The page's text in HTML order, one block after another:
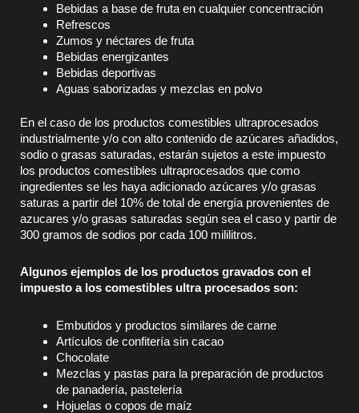
Bebidas a base de fruta en cualquier concentración
Refrescos
Zumos y néctares de fruta
Bebidas energizantes
Bebidas deportivas
Aguas saborizadas y mezclas en polvo
En el caso de los productos comestibles ultraprocesados
industrialmente y/o con alto contenido de azúcares añadidos,
sodio o grasas saturadas, estarán sujetos a este impuesto
los productos comestibles ultraprocesados que como
ingredientes se les haya adicionado azúcares y/o grasas
saturas a partir del 10% de total de energía provenientes de
azucares y/o grasas saturadas según sea el caso y partir de
300 gramos de sodios por cada 100 mililitros.
Algunos ejemplos de los productos gravados con el
impuesto a los comestibles ultra procesados son:
Embutidos y productos similares de carne
Artículos de confitería sin cacao
Chocolate
Mezclas y pastas para la preparación de productos
de panadería, pastelería
Hojuelas o copos de maíz